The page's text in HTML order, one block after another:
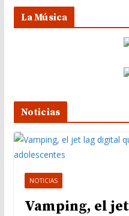
La Música
Noticias
NOTICIAS
Vamping, el